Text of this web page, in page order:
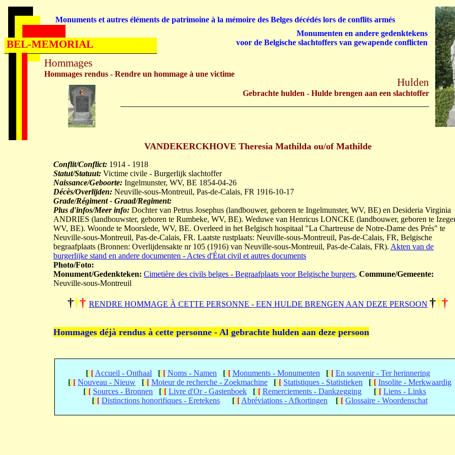
VANDEKERCKHOVE Theresia Mathilda ou/of Mathilde
Conflit/Conflict: 1914 - 1918
Statut/Statuut: Victime civile - Burgerlijk slachtoffer
Naissance/Geboorte: Ingelmunster, WV, BE 1854-04-26
Décès/Overlijden: Neuville-sous-Montreuil, Pas-de-Calais, FR 1916-10-17
Grade/Régiment - Graad/Regiment:
Plus d'infos/Meer info: Dochter van Petrus Josephus (landbouwer, geboren te Ingelmunster, WV, BE) en Desideria Virginia
ANDRIES (landbouwster, geboren te Rumbeke, WV, BE). Weduwe van Henricus LONCKE (landbouwer, geboren te
WV, BE). Woonde te Moorslede, WV, BE. Overleed in het Belgisch hospitaal "La Chartreuse de Notre-Dame des Prés" te
Neuville-sous-Montreuil, Pas-de-Calais, FR. Laatste rustplaats: Neuville-sous-Montreuil, Pas-de-Calais, FR, Belgische
begraafplaats (Bronnen: Overlijdensakte nr 105 (1916) van Neuville-sous-Montreuil, Pas-de-Calais, FR). Akten van de
burgerlijke stand en andere documenten - Actes d'État civil et autres documents
Photo/Foto:
Monument/Gedenkteken: Cimetière des civils belges - Begraafplaats voor Belgische burgers, Commune/Gemeente:
Neuville-sous-Montreuil
††† RENDRE HOMMAGE À CETTE PERSONNE - EEN HULDE BRENGEN AAN DEZE PERSOON †††
Hommages déjà rendus à cette personne - Al gebrachte hulden aan deze persoon
[[[ Accueil - Onthaal [[[ Noms - Namen [[[ Monuments - Monumenten [[[ En souvenir - Ter herinnering
[[[ Nouveau - Nieuw [[[ Moteur de recherche - Zoekmachine [[[ Statistiques - Statistieken [[[ Insolite - Merkwaardig
[[[ Sources - Bronnen [[[ Livre d'Or - Gastenboek [[[ Remerciements - Dankzegging [[[ Liens - Links
[[[ Distinctions honorifiques - Eretekens [[[ Abréviations - Afkortingen [[[ Glossaire - Woordenschat
Hommages
Hommages rendus - Rendre un hommage à une victime
Hulden
Gebrachte hulden - Hulde brengen aan een slachtoffer
Monuments et autres éléments de patrimoine à la mémoire des Belges décédés lors de conflits armés
Monumenten en andere gedenktekens
voor de Belgische slachtoffers van gewapende conflicten
BEL-MEMORIAL